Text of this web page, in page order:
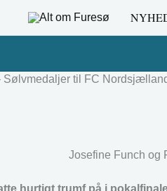
Sølvmedaljer til FC
Josefine Funch og
hurtigt trumf på i